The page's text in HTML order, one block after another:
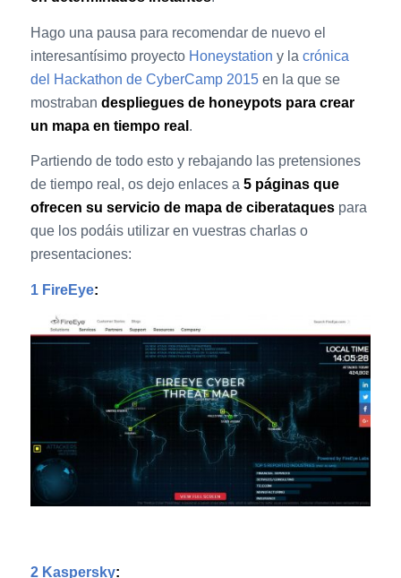
Hago una pausa para recomendar de nuevo el
interesantísimo proyecto Honeystation y la crónica
del Hackathon de CyberCamp 2015en la que se
mostraban despliegues de honeypots para crear
un mapa en tiempo real .
Partiendo de todo esto y rebajando las pretensiones
de tiempo real, os dejo enlaces a 5 páginas que
ofrecen su servicio de mapa de ciberataquespara
que los podáis utilizar en vuestras charlas o
presentaciones:
1 FireEye:
2 Kaspersky: